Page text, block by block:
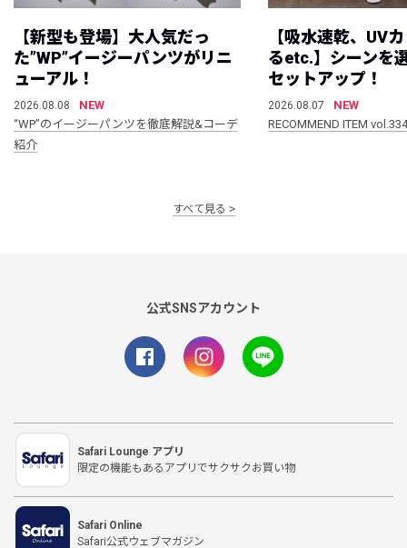
【新型も登場】大人気だっ
た”WP”イージーパンツがリニ
ューアル！
2026.08.08
NEW
“WP”のイージーパンツを徹底解説&コーデ
紹介
【吸水速乾、UV
るetc.】シーンを
セットアップ！
2026.08.07
NEW
RECOMMEND ITEM vol.334
すべて見る
公式SNSアカウント
Safari Lounge アプリ
限定の機能もあるアプリでサクサクお買い物
Safari Online
Safari公式ウェブマガジン